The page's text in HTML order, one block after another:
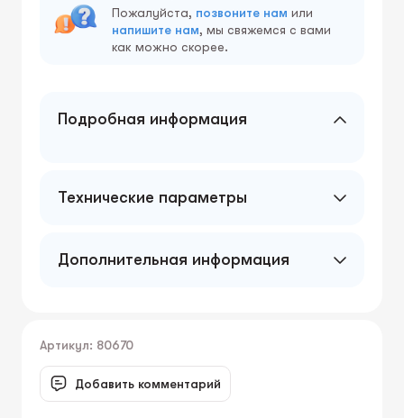
Пожалуйста, позвоните нам или
напишите нам, мы свяжемся с вами
как можно скорее.
Подробная информация
Технические параметры
Дополнительная информация
Артикул: 80670
Добавить комментарий